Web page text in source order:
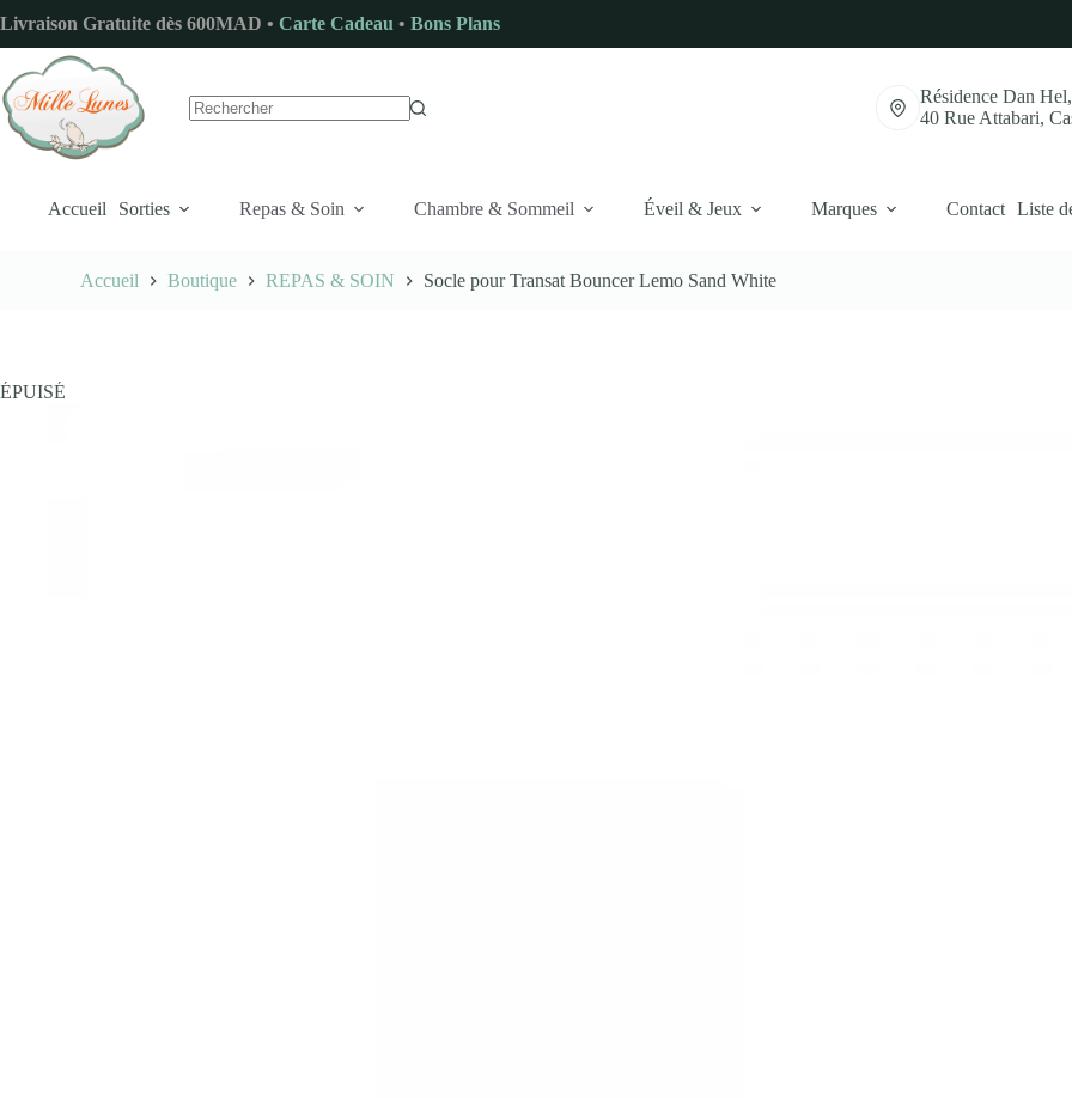
au
contenu
Livraison Gratuite dès 600MAD • Carte Cadeau • Bons Plans
Résidence Dan Hel,
40 Rue Attabari,
Accueil Sorties Repas & Soin Chambre & Sommeil Éveil & Jeux Marques Contact Liste
Accueil Boutique REPAS & SOIN Socle pour Transat Bouncer Lemo Sand White
ÉPUISÉ